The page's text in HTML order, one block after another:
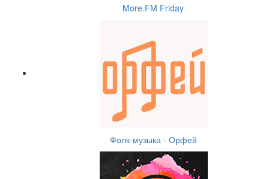
More.FM Friday
Фолк-музыка - Орфей